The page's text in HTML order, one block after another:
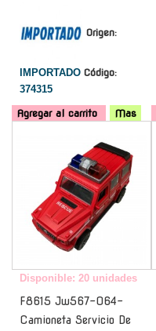
Origen:
IMPORTADO Código:
374315
Agregar al carrito Mas
Disponible: 20 unidades
F8615 Jw567-064-
Camioneta Servicio De